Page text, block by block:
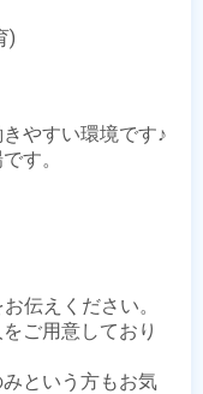
)
やすい環境です♪
す。
伝えください。
ご用意しており
という方もお気